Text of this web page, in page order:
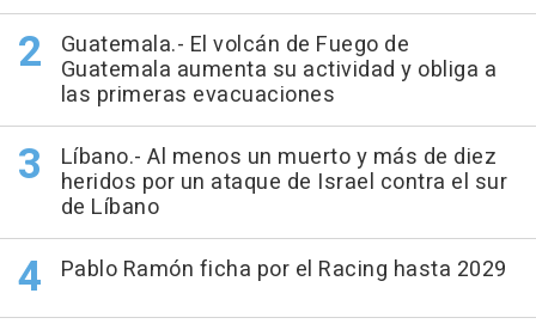
Guatemala.- El volcán de Fuego de
Guatemala aumenta su actividad y obliga a
las primeras evacuaciones
Líbano.- Al menos un muerto y más de diez
heridos por un ataque de Israel contra el sur
de Líbano
Pablo Ramón ficha por el Racing hasta 2029